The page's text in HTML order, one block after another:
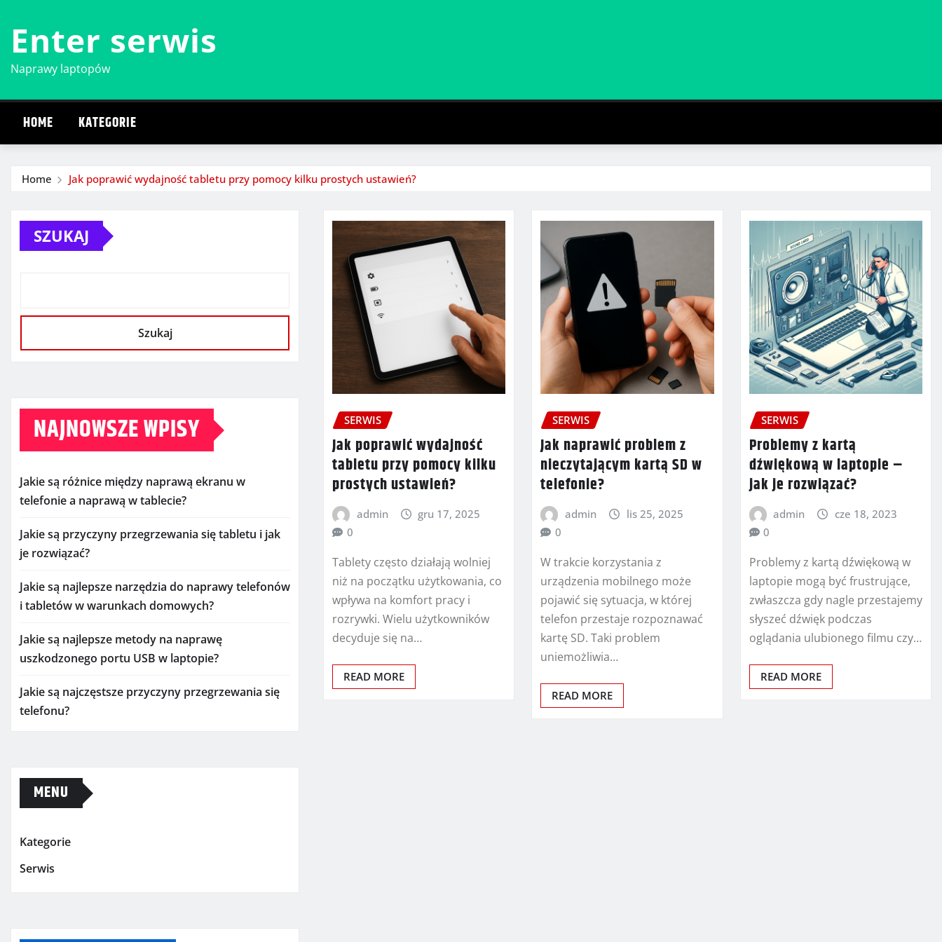
content
Enter serwis
Naprawy laptopów
HOME KATEGORIE
Home Jak poprawić wydajność tabletu przy pomocy kilku prostych ustawień?
SZUKAJ
Szukaj
NAJNOWSZE WPISY
Jakie są różnice między naprawą ekranu w
telefonie a naprawą w tablecie?
Jakie są przyczyny przegrzewania się tabletu i jak
je rozwiązać?
Jakie są najlepsze narzędzia do naprawy telefonów
i tabletów w warunkach domowych?
Jakie są najlepsze metody na naprawę
uszkodzonego portu USB w laptopie?
Jakie są najczęstsze przyczyny przegrzewania się
telefonu?
MENU
Kategorie
Serwis
SERWIS
Jak poprawić wydajność
tabletu przy pomocy kilku
prostych ustawień?
admin
gru 17, 2025
0
Tablety często działają wolniej
niż na początku użytkowania, co
wpływa na komfort pracy i
rozrywki. Wielu użytkowników
decyduje się na…
READ MORE
SERWIS
Jak naprawić problem z
nieczytającym kartą SD w
telefonie?
admin
lis 25, 2025
0
W trakcie korzystania z
urządzenia mobilnego może
pojawić się sytuacja, w której
telefon przestaje rozpoznawać
kartę SD. Taki problem
uniemożliwia…
READ MORE
SERWIS
Problemy z kartą
dźwiękową w laptopie –
jak je rozwiązać?
admin
cze 18, 2023
0
Problemy z kartą dźwiękową w
laptopie mogą być frustrujące,
zwłaszcza gdy nagle przestajemy
słyszeć dźwięk podczas
oglądania ulubionego filmu czy…
READ MORE